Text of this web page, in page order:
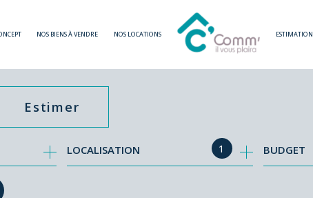
NOS BIENS À VENDRE NOS LOCATIONS ESTIMATION
Estimer
1
LOCALISATION BUDGET